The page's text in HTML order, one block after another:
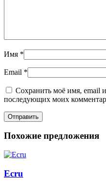
Имя *
Email *
Сохранить моё имя, email и
последующих моих
Похожие предложения
Ecru